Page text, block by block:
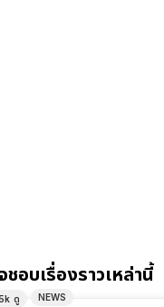
อบเรื่องราวเหล่านี้
ดู NEWS